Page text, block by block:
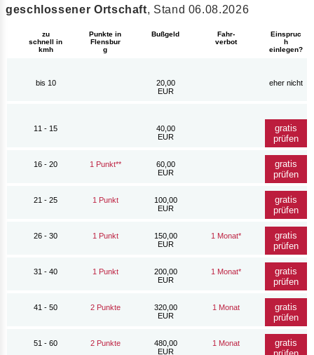
geschlossener Ortschaft, Stand 06.08.2026
zu
schnell in
kmh
Punkte in
Flensbur
g
Bußgeld
Fahr-
verbot
Einspruc
h
einlegen?
bis 10
20,00
EUR
eher nicht
11 - 15
40,00
EUR
gratis
prüfen
16 - 20 1 Punkt**
60,00
EUR
gratis
prüfen
21 - 25 1 Punkt
100,00
EUR
gratis
prüfen
26 - 30 1 Punkt
150,00
EUR
1 Monat*
gratis
prüfen
31 - 40 1 Punkt
200,00
EUR
1 Monat*
gratis
prüfen
41 - 50 2 Punkte
320,00
EUR
1 Monat
gratis
prüfen
51 - 60 2 Punkte
480,00
EUR
1 Monat
gratis